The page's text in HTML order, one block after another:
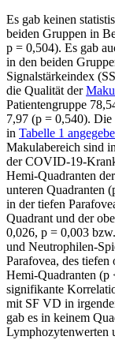
Es gab keinen
beiden Gruppen in
p = 0,504). Es gab
in den beiden
Signalstärkeindex
die Qualität der
Patientengruppe
7,97 (p = 0,540).
in Tabelle 1
Makulabereich sind in
der COVID-19-
Hemi-Quadranten
unteren Quadranten
in der tiefen
Quadrant und der
0,026, p = 0,003
und Neutrophilen-
Parafovea, des tiefen
Hemi-Quadranten (p
signifikante
mit SF VD in
gab es in keinem
Lymphozytenwerten